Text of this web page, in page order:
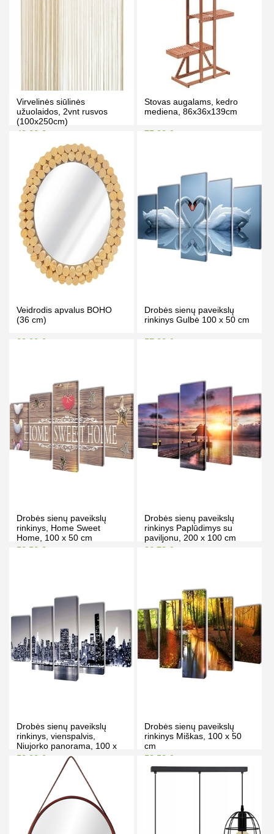
Virvelinės siūlinės
užuolaidos, 2vnt rusvos
(100x250cm)
49.00 €
Kaina prisijungus
PIRKTI
Stovas augalams, kedro
mediena, 86x36x139cm
75.00 €
Veidrodis apvalus BOHO
(36 cm)
39.00 €
Drobės sienų paveikslų
rinkinys Gulbė 100 x 50 cm
57.00 €
Drobės sienų paveikslų
rinkinys, Home Sweet
Home, 100 x 50 cm
53.50 €
Drobės sienų paveikslų
rinkinys Paplūdimys su
paviljonu, 200 x 100 cm
86.70 €
Drobės sienų paveikslų
rinkinys, vienspalvis,
Niujorko panorama, 100 x
50 cm
53.00 €
Kaina prisijungus
67.00 €
PIRKTI
Drobės sienų paveikslų
rinkinys Miškas, 100 x 50
cm
53.50 €
Kaina prisijungus